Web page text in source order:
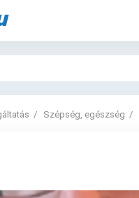
Szépség, egészség